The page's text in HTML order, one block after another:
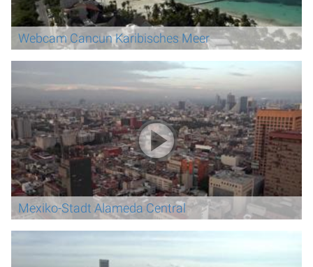
Webcam Cancun Karibisches Meer
Mexiko-Stadt Alameda Central